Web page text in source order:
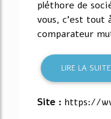
pléthore de
vous, c'est tout
comparateur
LIRE LA SUITE
Site : https://